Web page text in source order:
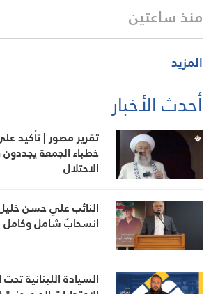
منذ ساعتين
المزيد
أحدث الأخبار
تقرير مصور | تأكيد
خطباء الجمعة
الاحتلال
النائب علي حسن
انسحابٌ شامل وكامل
السيادة اللبنانية